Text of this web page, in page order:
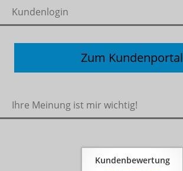
Kundenlogin
Zum Kundenportal
Ihre Meinung ist mir wichtig!
Kundenbewertung